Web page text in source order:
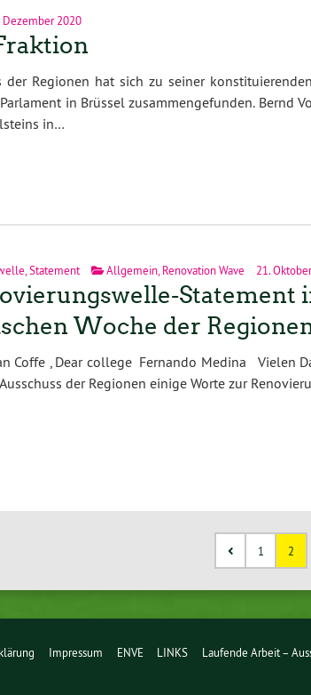
Dezember 2020
der Regionen hat sich zu seiner
in Brüssel zusammengefunden. Bernd
in…
Statement Allgemein Renovation Wave 21.
Statement
Woche der
Coffe , Dear college Fernando Medina Vielen
der Regionen einige Worte zur
1 2
Impressum ENVE LINKS Laufende Arbeit –